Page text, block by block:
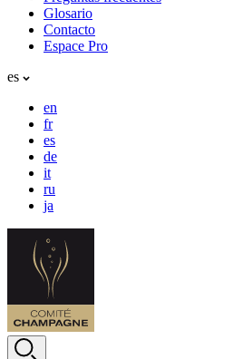
Glosario
Contacto
Espace Pro
es
en
fr
es
de
it
ru
ja